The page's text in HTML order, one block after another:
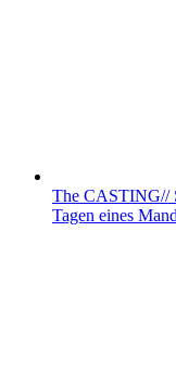
The CASTING//
Tagen eines